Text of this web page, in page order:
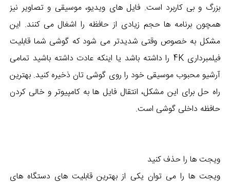
بزرگ و بی کاربرد است. فایل های ویدیو، موسیقی و تصاویر نیز
همچون برنامه ها حجم زیادی از حافظه را اشغال می کنند. این
مشکل به خصوص وقتی شدیدتر می شود که گوشی شما قابلیت
فیلمبرداری 4K را داشته باشد یا اینکه عادت داشته باشید تمامی
آرشیو محبوب موسیقی خود را روی گوشی تان ذخیره کنید. بهترین
راه حل برای این مشکل، انتقال فایل ها به کامپیوتر و خالی کردن
حافظه داخلی گوشی است.
ویجت ها را حذف کنید
ویجت ها را می توان یکی از بهترین قابلیت های دستگاه های